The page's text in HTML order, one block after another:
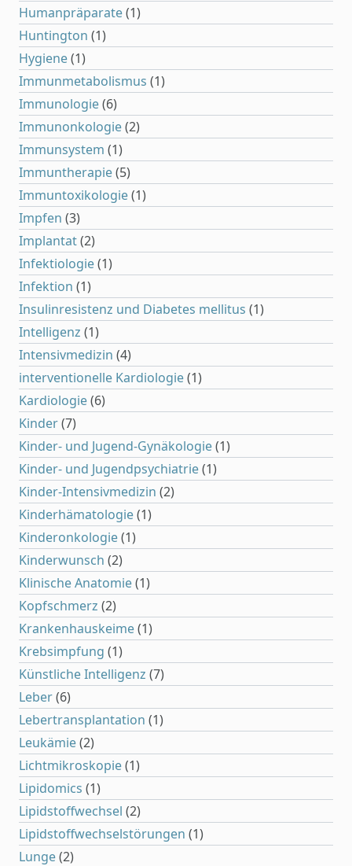
Humanpräparate(1)
Huntington (1)
Hygiene(1)
Immunmetabolismus (1)
Immunologie(6)
Immunonkologie(2)
Immunsystem (1)
Immuntherapie(5)
Immuntoxikologie(1)
Impfen (3)
Implantat(2)
Infektiologie(1)
Infektion (1)
Insulinresistenz und Diabetes mellitus (1)
Intelligenz (1)
Intensivmedizin (4)
interventionelle Kardiologie(1)
Kardiologie(6)
Kinder(7)
Kinder- und Jugend-Gynäkologie(1)
Kinder- und Jugendpsychiatrie(1)
Kinder-Intensivmedizin (2)
Kinderhämatologie(1)
Kinderonkologie(1)
Kinderwunsch (2)
Klinische Anatomie(1)
Kopfschmerz (2)
Krankenhauskeime(1)
Krebsimpfung (1)
Künstliche Intelligenz (7)
Leber(6)
Lebertransplantation (1)
Leukämie(2)
Lichtmikroskopie(1)
Lipidomics (1)
Lipidstoffwechsel (2)
Lipidstoffwechselstörungen (1)
Lunge(2)